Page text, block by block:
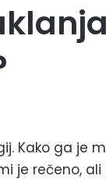
Kako ga je
je rečeno,